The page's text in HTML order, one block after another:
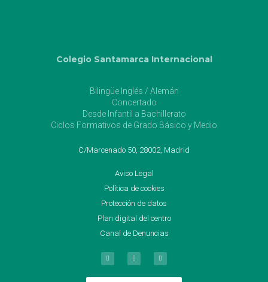
Colegio Santamarca Internacional
Bilingüe Inglés / Alemán
Concertado
Desde Infantil a Bachillerato
Ciclos Formativos de Grado Básico y Medio
C/Marcenado 50, 28002, Madrid
Aviso Legal
Política de cookies
Protección de datos
Plan digital del centro
Canal de Denuncias